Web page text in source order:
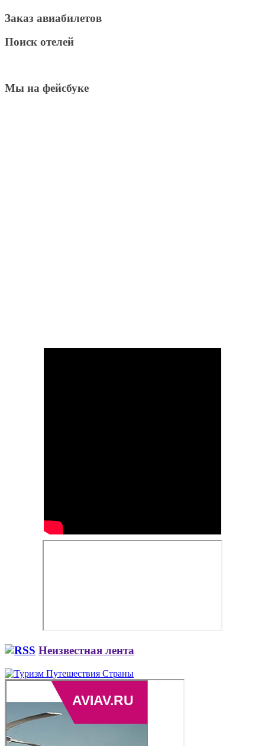
Заказ авиабилетов
Поиск отелей
Мы на фейсбуке
Неизвестная лента